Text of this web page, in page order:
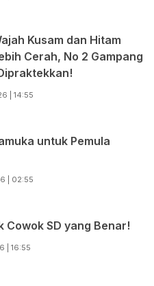
Kusam dan Hitam
Cerah, No 2 Gampang
| 14:55
untuk Pemula
| 02:55
Cowok SD yang Benar!
| 16:55